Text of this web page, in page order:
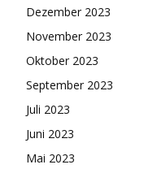
Dezember 2023
November 2023
Oktober 2023
September 2023
Juli 2023
Juni 2023
Mai 2023